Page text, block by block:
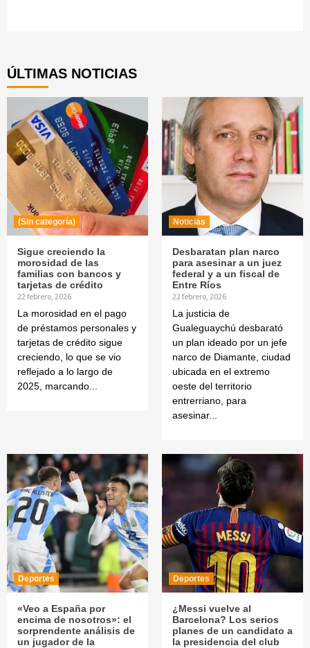
ÚLTIMAS NOTICIAS
(Sin categoría)
Sigue creciendo la
morosidad de las
familias con bancos y
tarjetas de crédito
22 febrero, 2026
La morosidad en el pago
de préstamos personales y
tarjetas de crédito sigue
creciendo, lo que se vio
reflejado a lo largo de
2025, marcando...
Noticias
Desbaratan plan narco
para asesinar a un juez
federal y a un fiscal de
Entre Ríos
22 febrero, 2026
La justicia de
Gualeguaychú desbarató
un plan ideado por un jefe
narco de Diamante, ciudad
ubicada en el extremo
oeste del territorio
entrerriano, para
asesinar...
Deportes
«Veo a España por
encima de nosotros»: el
sorprendente análisis de
un jugador de la
Deportes
¿Messi vuelve al
Barcelona? Los serios
planes de un candidato a
la presidencia del club